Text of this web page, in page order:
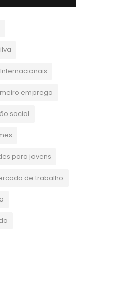
emprego
social
para jovens
de trabalho